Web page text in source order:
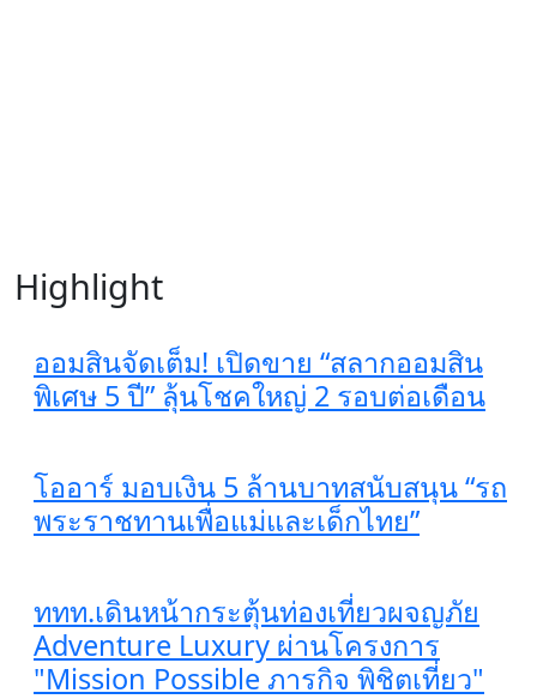
Highlight
ออมสินจัดเต็ม! เปิดขาย “สลากออมสิน
พิเศษ 5 ปี” ลุ้นโชคใหญ่ 2 รอบต่อเดือน
โออาร์ มอบเงิน 5 ล้านบาทสนับสนุน “รถ
พระราชทานเพื่อแม่และเด็กไทย”
ททท.เดินหน้ากระตุ้นท่องเที่ยวผจญภัย
Adventure Luxury ผ่านโครงการ
"Mission Possible ภารกิจ พิชิตเที่ยว"